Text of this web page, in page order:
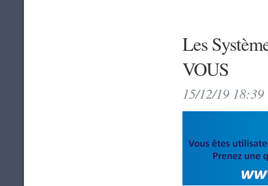
Les
VOUS
15/12/19 18:39